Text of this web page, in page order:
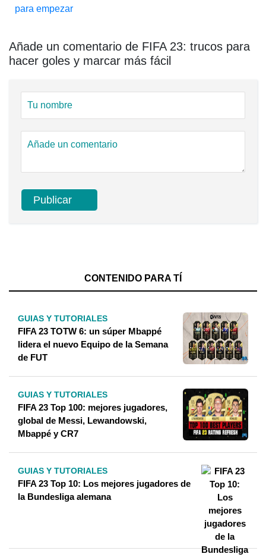
para empezar
Añade un comentario de FIFA 23: trucos para
hacer goles y marcar más fácil
CONTENIDO PARA TÍ
GUIAS Y TUTORIALES
FIFA 23 TOTW 6: un súper Mbappé
lidera el nuevo Equipo de la Semana
de FUT
GUIAS Y TUTORIALES
FIFA 23 Top 100: mejores jugadores,
global de Messi, Lewandowski,
Mbappé y CR7
GUIAS Y TUTORIALES
FIFA 23 Top 10: Los mejores jugadores de
la Bundesliga alemana